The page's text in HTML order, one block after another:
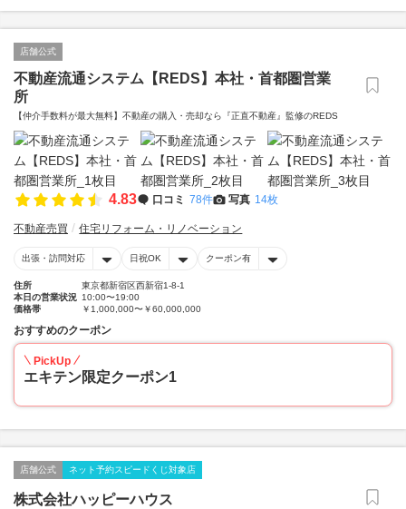
店舗公式
不動産流通システム【REDS】本社・首都圏営業
所
【仲介手数料が最大無料】不動産の購入・売却なら『正直不動産』監修のREDS
4.83 口コミ 78件 写真 14枚
不動産売買 住宅リフォーム・リノベーション
出張・訪問対応 日祝OK クーポン有
住所
東京都新宿区西新宿1-8-1
本日の営業状況 10:00〜19:00
価格帯
￥1,000,000〜￥60,000,000
おすすめのクーポン
PickUp
エキテン限定クーポン1
店舗公式 ネット予約スピードくじ対象店
株式会社ハッピーハウス